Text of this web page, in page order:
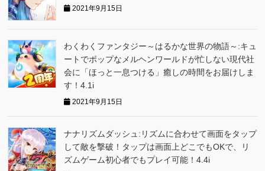
2021年9月15日
わくわくファンタジー～はるかな世界の物語～:キュ
ートでポップなメルヘンワールドが忙しない現代社
会に「ほっと一息つける」癒しの時間をお届けしま
す！4.1i
2021年9月15日
ナナリズムダッシュ:リズムに合わせて画面をタップ
して敵を撃破！タップは画面上どこでもOKで、リ
ズムゲーム初心者でもプレイ可能！4.4i